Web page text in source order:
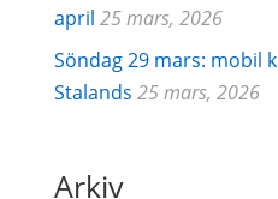
april 25 mars, 2026
Söndag 29 mars: mobil
Stalands 25 mars, 2026
Arkiv